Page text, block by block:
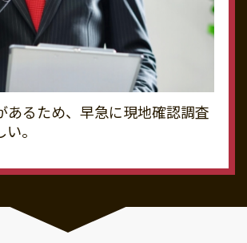
あるため、早急に現地確認調査
。